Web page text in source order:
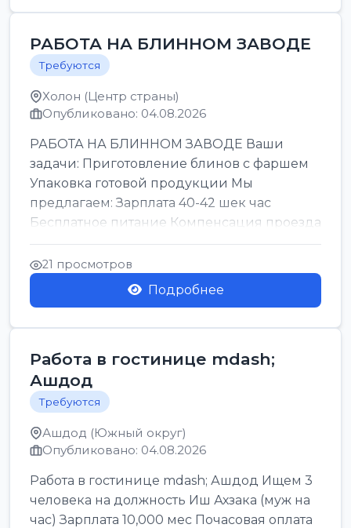
РАБОТА НА БЛИННОМ ЗАВОДЕ
Требуются
Холон (Центр страны)
Опубликовано: 04.08.2026
РАБОТА НА БЛИННОМ ЗАВОДЕ Ваши
задачи: Приготовление блинов с фаршем
Упаковка готовой продукции Мы
предлагаем: Зарплата 40-42 шек час
Бесплатное питание Компенсация проезда
Легкие условия труда График:...
21 просмотров
Подробнее
Работа в гостинице mdash;
Ашдод
Требуются
Ашдод (Южный округ)
Опубликовано: 04.08.2026
Работа в гостинице mdash; Ашдод Ищем 3
человека на должность Иш Ахзака (муж на
час) Зарплата 10,000 мес Почасовая оплата